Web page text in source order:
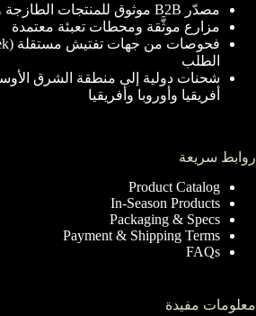
مصدّر B2B موثوق للمنتجات الطازجة والمجمدة
مزارع موثَّقة ومحطات تعبئة معتمدة
الطلب
شحنات دولية إلى منطقة الشرق
أفريقيا وأوروبا وأفريقيا
روابط سريعة
Product Catalog
In-Season Products
Packaging & Specs
Payment & Shipping Terms
FAQs
معلومات مفيدة